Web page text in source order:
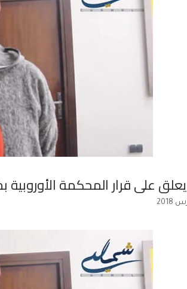
على قرار المحكمة